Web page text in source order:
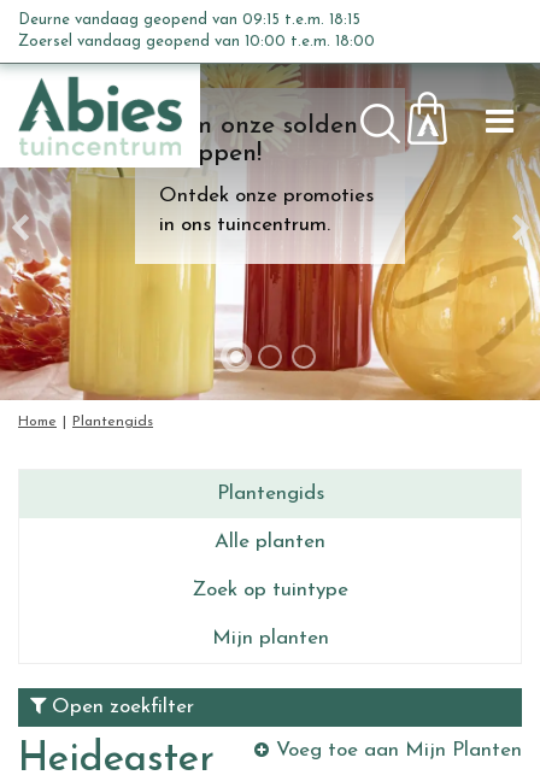
n
c
o
n
t
e
n
t
Kom onze solden
shoppen!
Ontdek onze promoties
in ons tuincentrum.
Home Plantengids
Deurne vandaag geopend van 09:15 t.e.m. 18:15
Zoersel vandaag geopend van 10:00 t.e.m. 18:00
Plantengids
Alle planten
Zoek op tuintype
Mijn planten
Open zoekfilter
Heideaster Voeg toe aan Mijn Planten